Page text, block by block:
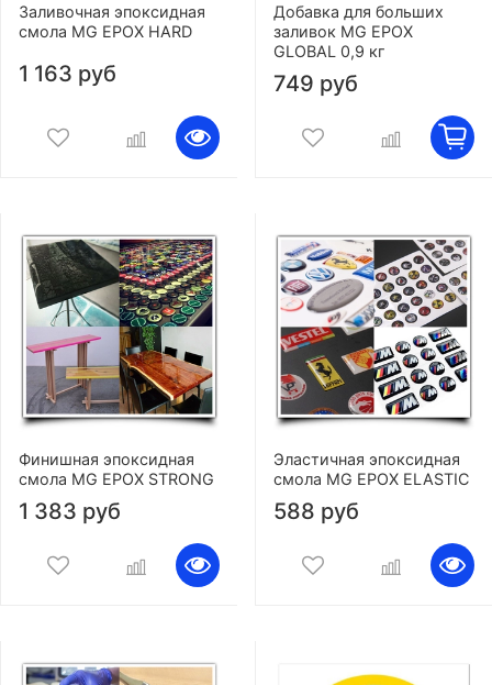
Заливочная эпоксидная
смола MG EPOX HARD
1 163 руб
Добавка для больших
заливок MG EPOX
GLOBAL 0,9 кг
749 руб
Финишная эпоксидная
смола MG EPOX STRONG
1 383 руб
Эластичная эпоксидная
смола MG EPOX ELASTIC
588 руб